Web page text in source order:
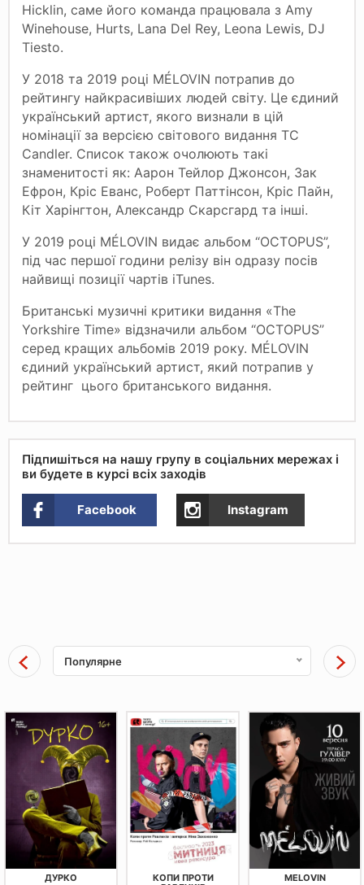
Hicklin, саме його команда працювала з Amy
Winehouse, Hurts, Lana Del Rey, Leona Lewis, DJ
Tiesto.
У 2018 та 2019 році MÉLOVIN потрапив до
рейтингу найкрасивіших людей світу. Це єдиний
український артист, якого визнали в цій
номінації за версією світового видання TC
Candler. Список також очолюють такі
знаменитості як: Аарон Тейлор Джонсон, Зак
Ефрон, Кріс Еванс, Роберт Паттінсон, Кріс Пайн,
Кіт Харінгтон, Александр Скарсгард та інші.
У 2019 році MÉLOVIN видає альбом “OCTOPUS”,
під час першої години релізу він одразу посів
найвищі позиції чартів iTunes.
Британські музичні критики видання «The
Yorkshire Time» відзначили альбом “OCTOPUS”
серед кращих альбомів 2019 року. MÉLOVIN
єдиний український артист, який потрапив у
рейтинг цього британського видання.
Підпишіться на нашу групу в соціальних мережах і
ви будете в курсі всіх заходів
Facebook Instagram
Популярне
ДУРКО
КОПИ ПРОТИ
MELOVIN